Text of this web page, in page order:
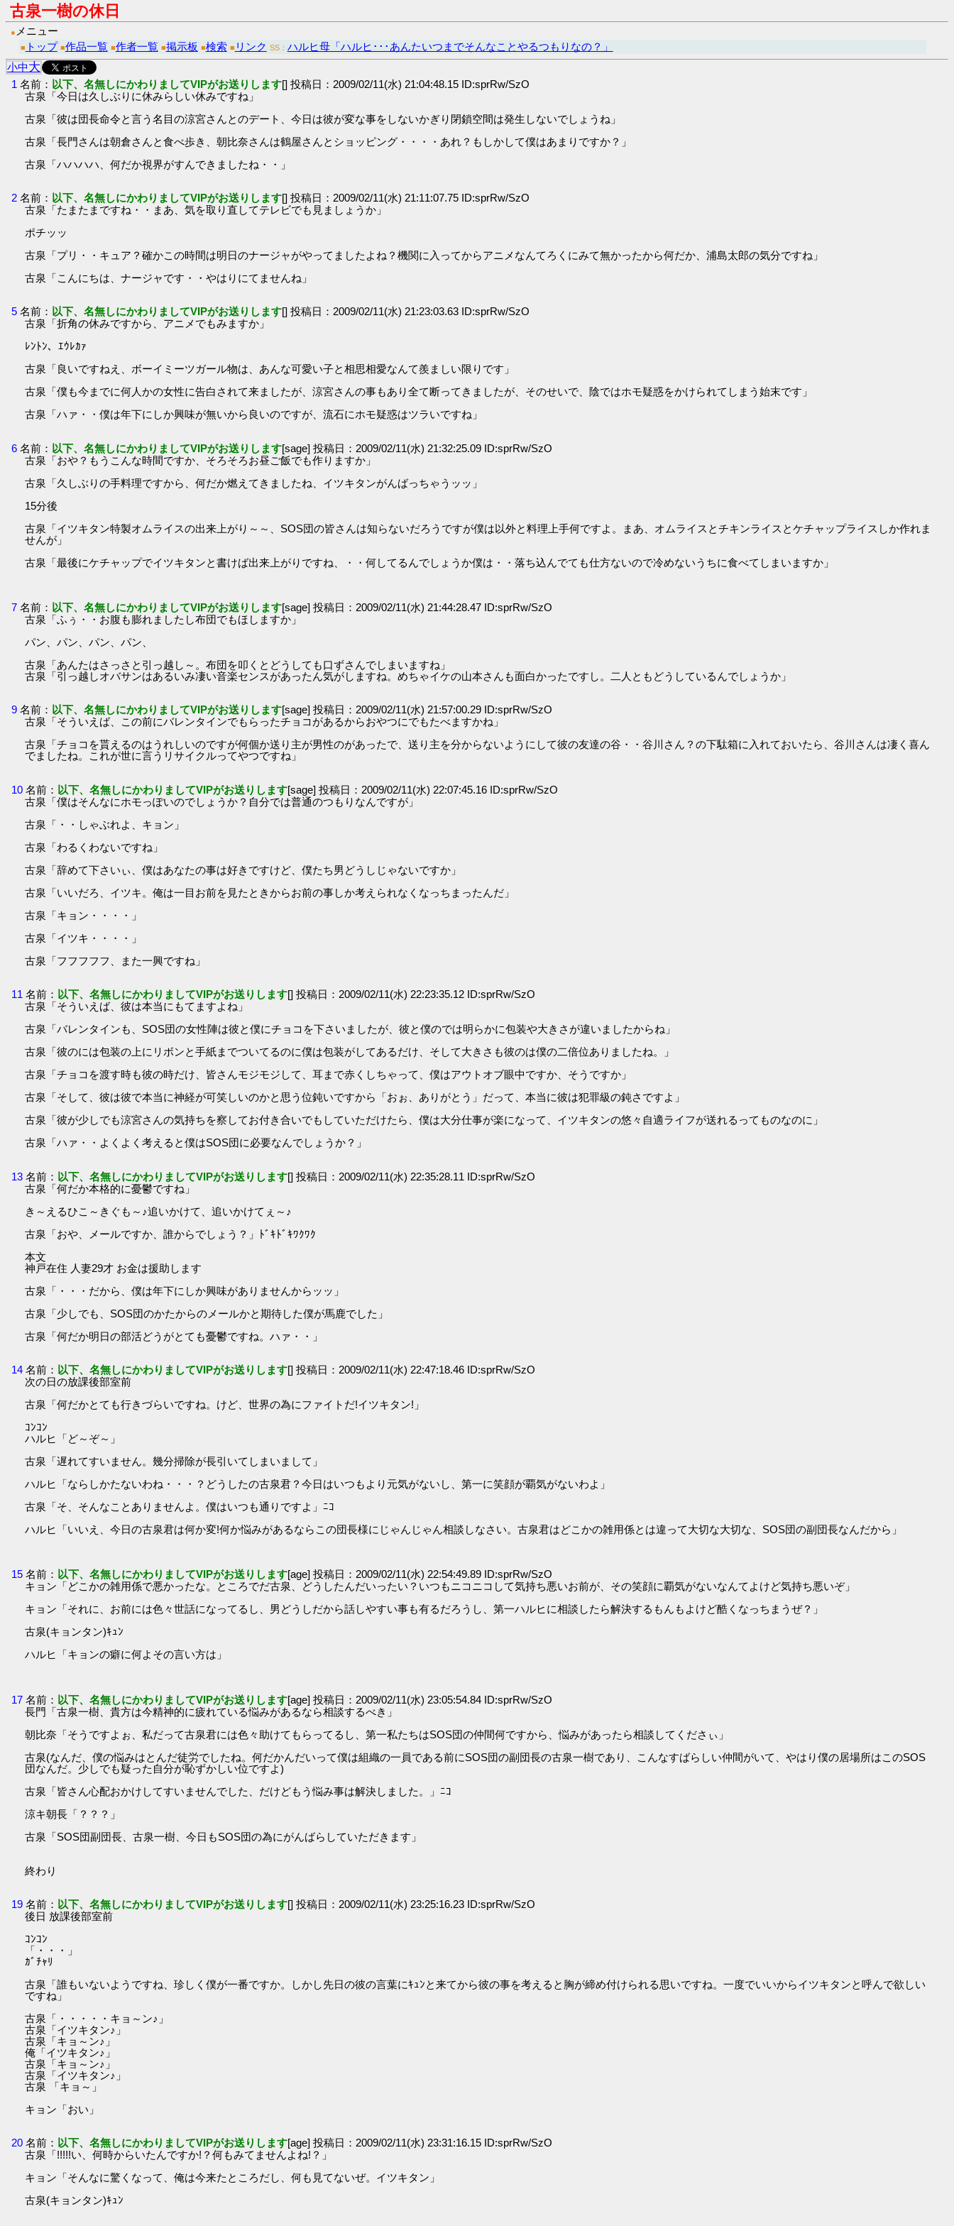
古泉一樹の休日
● メニュー
■ トップ ■作品一覧 ■作者一覧 ■掲示板 ■検索 ■ リンク SS： ハルヒ母「ハルヒ･･･あんたいつまでそんなことやるつもりなの？」
小中大
1 名前： 以下、名無しにかわりましてVIPがお送りします[] 投稿日：2009/02/11(水) 21:04:48.15 ID:sprRw/SzO
古泉「今日は久しぶりに休みらしい休みですね」
古泉「彼は団長命令と言う名目の涼宮さんとのデート、今日は彼が変な事をしないかぎり閉鎖空間は発生しないでしょうね」
古泉「長門さんは朝倉さんと食べ歩き、朝比奈さんは鶴屋さんとショッピング・・・・あれ？もしかして僕はあまりですか？」
古泉「ハハハハ、何だか視界がすんできましたね・・」
2 名前： 以下、名無しにかわりましてVIPがお送りします[] 投稿日：2009/02/11(水) 21:11:07.75 ID:sprRw/SzO
古泉「たまたまですね・・まあ、気を取り直してテレビでも見ましょうか」
ポチッッ
古泉「プリ・・キュア？確かこの時間は明日のナージャがやってましたよね？機関に入ってからアニメなんてろくにみて無かったから何だか、浦島太郎の気分ですね」
古泉「こんにちは、ナージャです・・やはりにてませんね」
5 名前： 以下、名無しにかわりましてVIPがお送りします[] 投稿日：2009/02/11(水) 21:23:03.63 ID:sprRw/SzO
古泉「折角の休みですから、アニメでもみますか」
ﾚﾝﾄﾝ、ｴｳﾚｶｧ
古泉「良いですねえ、ボーイミーツガール物は、あんな可愛い子と相思相愛なんて羨ましい限りです」
古泉「僕も今までに何人かの女性に告白されて来ましたが、涼宮さんの事もあり全て断ってきましたが、そのせいで、陰ではホモ疑惑をかけられてしまう始末です」
古泉「ハァ・・僕は年下にしか興味が無いから良いのですが、流石にホモ疑惑はツラいですね」
6 名前： 以下、名無しにかわりましてVIPがお送りします[sage] 投稿日：2009/02/11(水) 21:32:25.09 ID:sprRw/SzO
古泉「おや？もうこんな時間ですか、そろそろお昼ご飯でも作りますか」
古泉「久しぶりの手料理ですから、何だか燃えてきましたね、イツキタンがんばっちゃうッッ」
15分後
古泉「イツキタン特製オムライスの出来上がり～～、SOS団の皆さんは知らないだろうですが僕は以外と料理上手何ですよ。まあ、オムライスとチキンライスとケチャップライスしか作れま
せんが」
古泉「最後にケチャップでイツキタンと書けば出来上がりですね、・・何してるんでしょうか僕は・・落ち込んでても仕方ないので冷めないうちに食べてしまいますか」
7 名前： 以下、名無しにかわりましてVIPがお送りします[sage] 投稿日：2009/02/11(水) 21:44:28.47 ID:sprRw/SzO
古泉「ふぅ・・お腹も膨れましたし布団でもほしますか」
パン、パン、パン、パン、
古泉「あんたはさっさと引っ越し～。布団を叩くとどうしても口ずさんでしまいますね」
古泉「引っ越しオバサンはあるいみ凄い音楽センスがあったん気がしますね。めちゃイケの山本さんも面白かったですし。二人ともどうしているんでしょうか」
9 名前： 以下、名無しにかわりましてVIPがお送りします[sage] 投稿日：2009/02/11(水) 21:57:00.29 ID:sprRw/SzO
古泉「そういえば、この前にバレンタインでもらったチョコがあるからおやつにでもたべますかね」
古泉「チョコを貰えるのはうれしいのですが何個か送り主が男性のがあったで、送り主を分からないようにして彼の友達の谷・・谷川さん？の下駄箱に入れておいたら、谷川さんは凄く喜ん
でましたね。これが世に言うリサイクルってやつですね」
10 名前： 以下、名無しにかわりましてVIPがお送りします[sage] 投稿日：2009/02/11(水) 22:07:45.16 ID:sprRw/SzO
古泉「僕はそんなにホモっぽいのでしょうか？自分では普通のつもりなんですが」
古泉「・・しゃぶれよ、キョン」
古泉「わるくわないですね」
古泉「辞めて下さいぃ、僕はあなたの事は好きですけど、僕たち男どうしじゃないですか」
古泉「いいだろ、イツキ。俺は一目お前を見たときからお前の事しか考えられなくなっちまったんだ」
古泉「キョン・・・・」
古泉「イツキ・・・・」
古泉「フフフフフ、また一興ですね」
11 名前： 以下、名無しにかわりましてVIPがお送りします[] 投稿日：2009/02/11(水) 22:23:35.12 ID:sprRw/SzO
古泉「そういえば、彼は本当にもてますよね」
古泉「バレンタインも、SOS団の女性陣は彼と僕にチョコを下さいましたが、彼と僕のでは明らかに包装や大きさが違いましたからね」
古泉「彼のには包装の上にリボンと手紙までついてるのに僕は包装がしてあるだけ、そして大きさも彼のは僕の二倍位ありましたね。」
古泉「チョコを渡す時も彼の時だけ、皆さんモジモジして、耳まで赤くしちゃって、僕はアウトオブ眼中ですか、そうですか」
古泉「そして、彼は彼で本当に神経が可笑しいのかと思う位鈍いですから「おぉ、ありがとう」だって、本当に彼は犯罪級の鈍さですよ」
古泉「彼が少しでも涼宮さんの気持ちを察してお付き合いでもしていただけたら、僕は大分仕事が楽になって、イツキタンの悠々自適ライフが送れるってものなのに」
古泉「ハァ・・よくよく考えると僕はSOS団に必要なんでしょうか？」
13 名前： 以下、名無しにかわりましてVIPがお送りします[] 投稿日：2009/02/11(水) 22:35:28.11 ID:sprRw/SzO
古泉「何だか本格的に憂鬱ですね」
き～えるひこ～きぐも～♪追いかけて、追いかけてぇ～♪
古泉「おや、メールですか、誰からでしょう？」ﾄﾞｷﾄﾞｷﾜｸﾜｸ
本文
神戸在住 人妻29才 お金は援助します
古泉「・・・だから、僕は年下にしか興味がありませんからッッ」
古泉「少しでも、SOS団のかたからのメールかと期待した僕が馬鹿でした」
古泉「何だか明日の部活どうがとても憂鬱ですね。ハァ・・」
14 名前： 以下、名無しにかわりましてVIPがお送りします[] 投稿日：2009/02/11(水) 22:47:18.46 ID:sprRw/SzO
次の日の放課後部室前
古泉「何だかとても行きづらいですね。けど、世界の為にファイトだ!イツキタン!」
ｺﾝｺﾝ
ハルヒ「ど～ぞ～」
古泉「遅れてすいません。幾分掃除が長引いてしまいまして」
ハルヒ「ならしかたないわね・・・？どうしたの古泉君？今日はいつもより元気がないし、第一に笑顔が覇気がないわよ」
古泉「そ、そんなことありませんよ。僕はいつも通りですよ」ﾆｺ
ハルヒ「いいえ、今日の古泉君は何か変!何か悩みがあるならこの団長様にじゃんじゃん相談しなさい。古泉君はどこかの雑用係とは違って大切な大切な、SOS団の副団長なんだから」
15 名前： 以下、名無しにかわりましてVIPがお送りします[age] 投稿日：2009/02/11(水) 22:54:49.89 ID:sprRw/SzO
キョン「どこかの雑用係で悪かったな。ところでだ古泉、どうしたんだいったい？いつもニコニコして気持ち悪いお前が、その笑顔に覇気がないなんてよけど気持ち悪いぞ」
キョン「それに、お前には色々世話になってるし、男どうしだから話しやすい事も有るだろうし、第一ハルヒに相談したら解決するもんもよけど酷くなっちまうぜ？」
古泉(キョンタン)ｷｭﾝ
ハルヒ「キョンの癖に何よその言い方は」
17 名前： 以下、名無しにかわりましてVIPがお送りします[age] 投稿日：2009/02/11(水) 23:05:54.84 ID:sprRw/SzO
長門「古泉一樹、貴方は今精神的に疲れている悩みがあるなら相談するべき」
朝比奈「そうですよぉ、私だって古泉君には色々助けてもらってるし、第一私たちはSOS団の仲間何ですから、悩みがあったら相談してくださぃ」
古泉(なんだ、僕の悩みはとんだ徒労でしたね。何だかんだいって僕は組織の一員である前にSOS団の副団長の古泉一樹であり、こんなすばらしい仲間がいて、やはり僕の居場所はこのSOS
団なんだ。少しでも疑った自分が恥ずかしい位ですよ)
古泉「皆さん心配おかけしてすいませんでした、だけどもう悩み事は解決しました。」ﾆｺ
涼キ朝長「？？？」
古泉「SOS団副団長、古泉一樹、今日もSOS団の為にがんばらしていただきます」
終わり
19 名前： 以下、名無しにかわりましてVIPがお送りします[] 投稿日：2009/02/11(水) 23:25:16.23 ID:sprRw/SzO
後日 放課後部室前
ｺﾝｺﾝ
「・・・」
ｶﾞﾁｬﾘ
古泉「誰もいないようですね、珍しく僕が一番ですか。しかし先日の彼の言葉にｷｭﾝと来てから彼の事を考えると胸が締め付けられる思いですね。一度でいいからイツキタンと呼んで欲しい
ですね」
古泉「・・・・・キョ～ン♪」
古泉「イツキタン♪」
古泉「キョ～ン♪」
俺「イツキタン♪」
古泉「キョ～ン♪」
古泉「イツキタン♪」
古泉 「キョ～」
キョン「おい」
20 名前： 以下、名無しにかわりましてVIPがお送りします[age] 投稿日：2009/02/11(水) 23:31:16.15 ID:sprRw/SzO
古泉「!!!!!い、何時からいたんですか!？何もみてませんよね!？」
キョン「そんなに驚くなって、俺は今来たところだし、何も見てないぜ。イツキタン」
古泉(キョンタン)ｷｭﾝ